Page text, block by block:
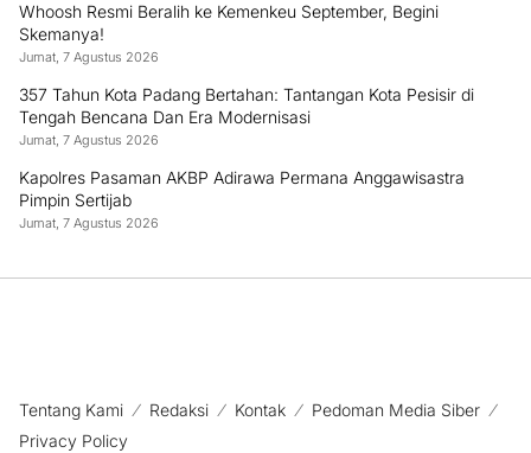
Whoosh Resmi Beralih ke Kemenkeu September, Begini
Skemanya!
Jumat, 7 Agustus 2026
357 Tahun Kota Padang Bertahan: Tantangan Kota Pesisir di
Tengah Bencana Dan Era Modernisasi
Jumat, 7 Agustus 2026
Kapolres Pasaman AKBP Adirawa Permana Anggawisastra
Pimpin Sertijab
Jumat, 7 Agustus 2026
Tentang Kami Redaksi Kontak
Pedoman Media Siber
Privacy Policy